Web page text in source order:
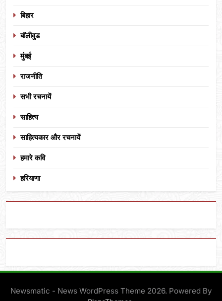
बिहार
बॉलीवुड
मुंबई
राजनीति
सभी रचनायें
साहित्य
साहित्यकार और रचनायें
हमारे कवि
हरियाणा
Newsmatic - News WordPress Theme 2026. Powered By